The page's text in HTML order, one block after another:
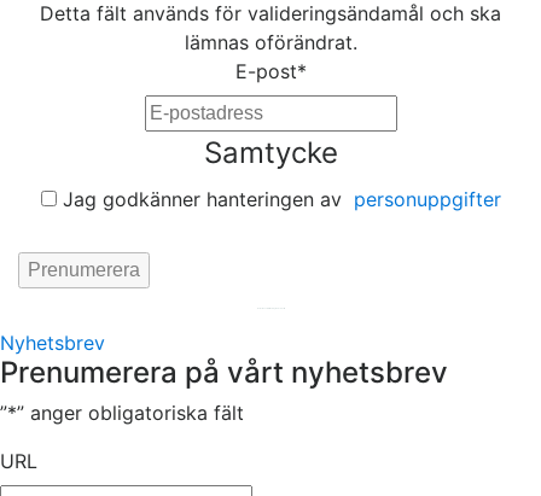
Detta fält används för valideringsändamål och ska
lämnas oförändrat.
E-post*
Samtycke
Jag godkänner hanteringen av personuppgifter
Nyhetsbrev
Prenumerera på vårt nyhetsbrev
”*” anger obligatoriska fält
URL